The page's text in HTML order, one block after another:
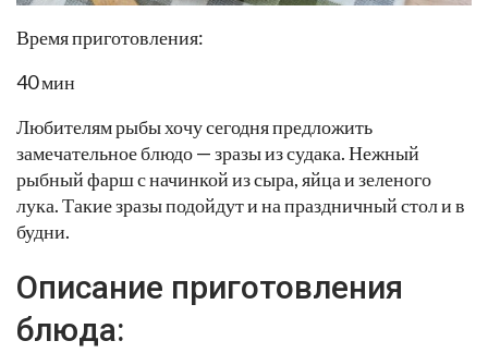
Время приготовления:
40 мин
Любителям рыбы хочу сегодня предложить
замечательное блюдо — зразы из судака. Нежный
рыбный фарш с начинкой из сыра, яйца и зеленого
лука. Такие зразы подойдут и на праздничный стол и в
будни.
Описание приготовления
блюда: